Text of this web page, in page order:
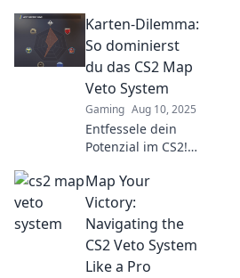
Veto oder nicht?
Finde heraus, wie
du das Spiel
entscheidend
beeinflussen
kannst!
Karten-Dilemma:
So dominierst
du das CS2 Map
Veto System
Gaming Aug 10, 2025
Entfessele dein
Potenzial im CS2!
Geheimnisse des
Map Veto Systems
und dominiere
dein nächstes
Match!
Map Your
Victory:
Navigating the
CS2 Veto System
Like a Pro